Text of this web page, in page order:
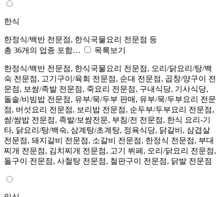
한식
한정식/백반 전문점, 한식국물요리 전문점 등
총 36개의 업종 포함…
목록보기
한정식/백반 전문점, 한식국물요리 전문점, 오리/닭요리/탕/백
숙 전문점, 고기구이/육회 전문점, 순대 전문점, 곱창/양구이 전
문점, 보쌈/족발 전문점, 죽요리 전문점, 구내식당, 기사식당,
돌솥/비빔밥 전문점, 유부/묵/두부 판매, 유부/묵/두부요리 전문
점, 버섯요리 전문점, 보리밥 전문점, 순두부/두부요리 전문점,
쌈/쌈밥 전문점, 족발/보쌈전문, 부침/전 전문점, 한식 요리-기
타, 닭요리/탕/백숙, 삼계탕/초계탕, 정육식당, 닭갈비, 삼겹살
전문점, 돼지갈비 전문점, 소갈비 전문점, 한정식 전문점, 부대
찌개 전문점, 김치찌개 전문점, 고기 뷔페, 오리/닭요리 전문점,
돌구이 전문점, 사철탕 전문점, 철판구이 전문점, 닭발 전문점